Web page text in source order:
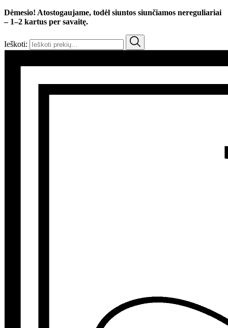
Dėmesio! Atostogaujame, todėl siuntos siunčiamos nereguliariai
– 1–2 kartus per savaitę.
Ieškoti: